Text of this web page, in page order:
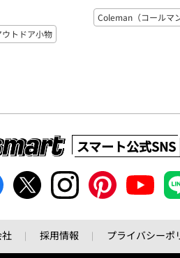
ウトドア小物
Coleman（コールマン
スマート公式SNS
採用情報 プライバシーポ